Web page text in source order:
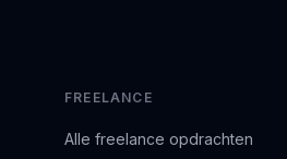
FREELANCE
Alle freelance opdrachten